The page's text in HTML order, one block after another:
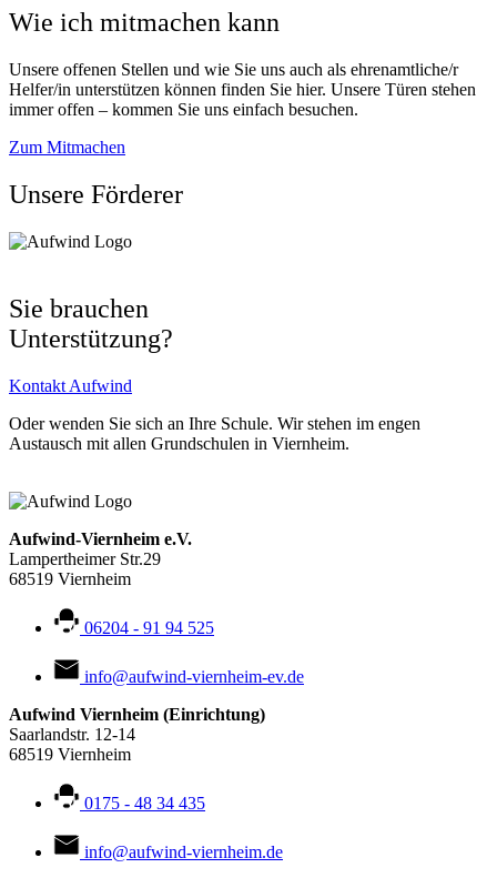
Wie ich mitmachen kann
Unsere offenen Stellen und wie Sie uns auch als ehrenamtliche/r
Helfer/in unterstützen können finden Sie hier. Unsere Türen stehen
immer offen – kommen Sie uns einfach besuchen.
Zum Mitmachen
Unsere Förderer
Sie brauchen
Unterstützung?
Kontakt Aufwind
Oder wenden Sie sich an Ihre Schule. Wir stehen im engen
Austausch mit allen Grundschulen in Viernheim.
Aufwind-Viernheim e.V.
Lampertheimer Str.29
68519 Viernheim
06204 - 91 94 525
info@aufwind-viernheim-ev.de
Aufwind Viernheim (Einrichtung)
Saarlandstr. 12-14
68519 Viernheim
0175 - 48 34 435
info@aufwind-viernheim.de